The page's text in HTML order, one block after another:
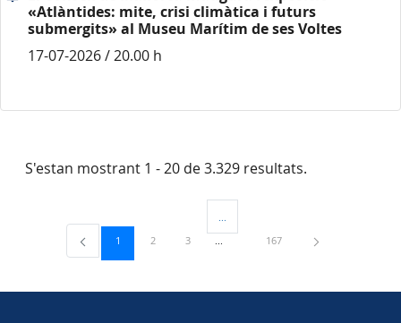
«Atlàntides: mite, crisi climàtica i futurs
submergits» al Museu Marítim de ses Voltes
17-07-2026 / 20.00 h
S'estan mostrant 1 - 20 de 3.329 resultats.
Pàgina
1 Pàgina
2 Pàgina
3
Pàgines intermèdies Utilitzeu TAB per
Pàgina
167